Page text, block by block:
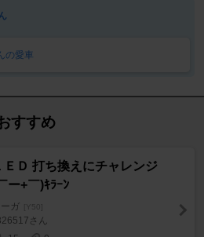
の愛車
すすめ
ＥＤ 打ち換えにチャレンジ
ー+￣)ｷﾗｰﾝ
ーガ [Y50]
さん